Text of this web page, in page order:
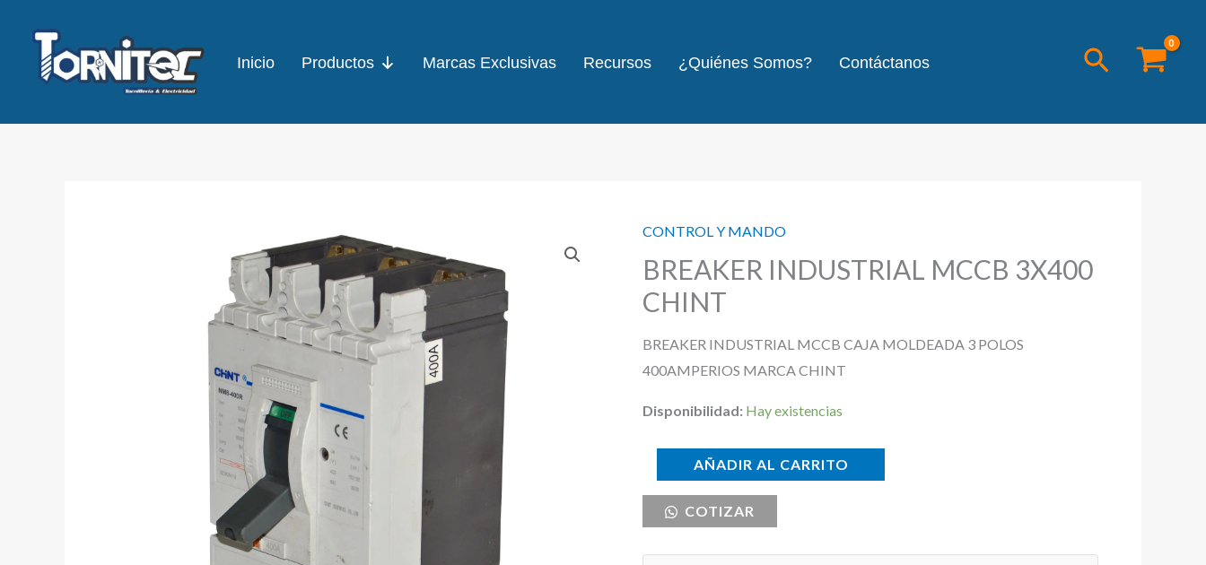
contenido
Inicio Productos Marcas Exclusivas Recursos ¿Quiénes Somos? Contáctanos Buscar
CONTROL Y MANDO
BREAKER INDUSTRIAL MCCB 3X400
CHINT
BREAKER INDUSTRIAL MCCB CAJA MOLDEADA 3 POLOS
400AMPERIOS MARCA CHINT
Disponibilidad: Hay existencias
BREAKER
INDUSTRIAL
MCCB
AÑADIR AL CARRITO
COTIZAR